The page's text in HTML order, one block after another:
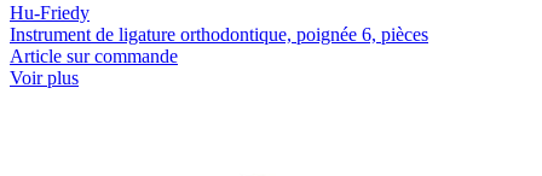
Hu-Friedy
Instrument de ligature orthodontique, poignée 6, pièces
Article sur commande
Voir plus